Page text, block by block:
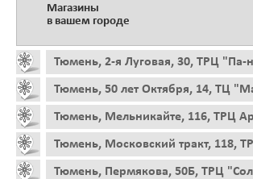
Магазины
в вашем городе
Тюмень, 2-я Луговая, 30, ТРЦ "Па-
Тюмень, 50 лет Октября, 14, ТЦ
Тюмень, Мельникайте, 116, ТРЦ
Тюмень, Московский тракт, 118,
Тюмень, Пермякова, 50Б, ТРЦ